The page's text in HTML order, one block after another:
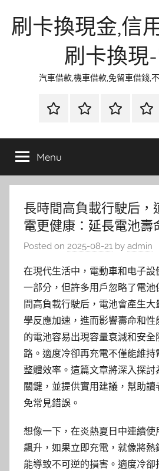
刷卡換現金,信
刷卡換現
汽車借款,機車借款,免留車借錢,
首
當
金
網
資
流
時
Menu
長時間高負載行駛后，
電更健康：延長電池壽
Posted on 2025-08-21 by admin
在現代生活中，電動車和电子設
一部分，但許多用戶忽略了電
間高負載行駛后，電池會產生
學反應加速，進而影響壽命和
的電池容易出現容量衰減和安
路。適度冷卻再充電不僅能維
整體效率。這篇文章將深入探
關鍵，並提供實用建議，幫助
免常見錯誤。
想像一下，在炎熱夏日中連續
飆升，如果立即充電，就像將
能導致不可逆的損害。適度冷